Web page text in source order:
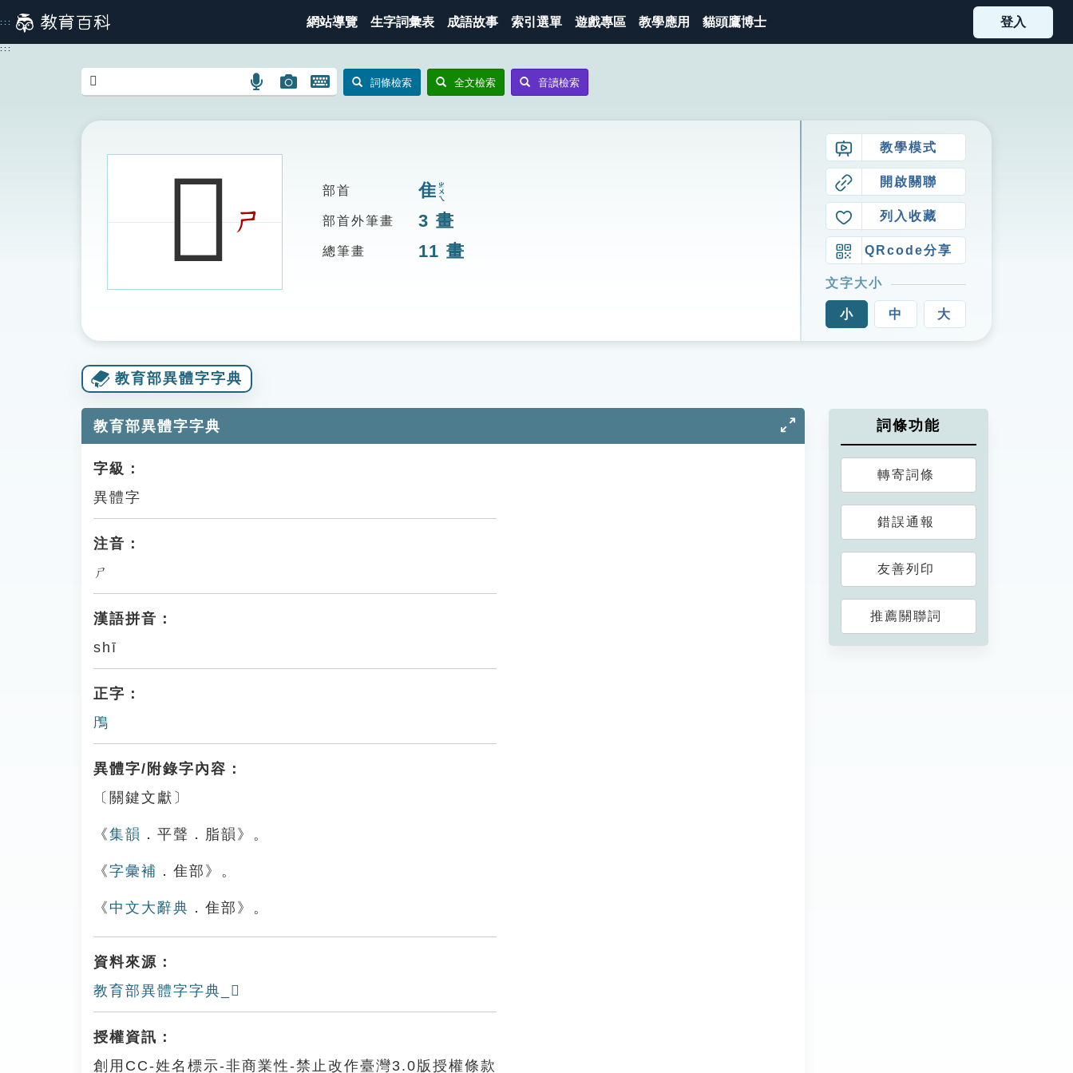
到
主
::: 網站導覽 生字詞彙表 成語故事 索引選單 遊戲專區 教學應用 貓頭鷹博士 登入
:::
語
搜
圖
圖
搜
開
鍵
詞條檢索 全文檢索 音讀檢索
𨾋ㄕ
部首 隹ㄓㄨㄟ
部首外筆畫 3 畫
總筆畫 11 畫
教學模式
開啟關聯
列入收藏
QRcode分享
文字大小
小 中 大
教育部異體字字典
教育部異體字字典
字級：
異體字
注音：
ㄕ
漢語拼音：
shī
正字：
鳲
異體字/附錄字內容：
〔關鍵文獻〕
《集韻 ．平聲．脂韻》。
《字彙補 ．隹部》。
《 中文大辭典 ．隹部》。
資料來源：
教育部異體字字典_𨾋
授權資訊：
創用CC-姓名標示-非商業性-禁止改作臺灣3.0版授權條款
詞條功能
轉寄詞條
錯誤通報
友善列印
推薦關聯詞